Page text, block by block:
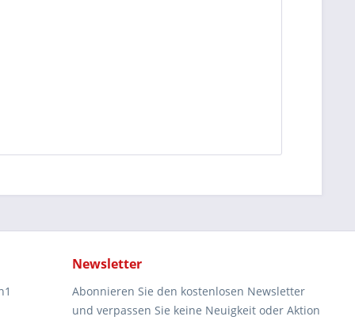
Newsletter
Abonnieren Sie den kostenlosen Newsletter
und verpassen Sie keine Neuigkeit oder Aktion